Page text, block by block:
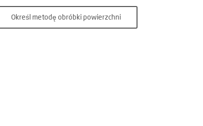
Określ metodę obróbki powierzchni